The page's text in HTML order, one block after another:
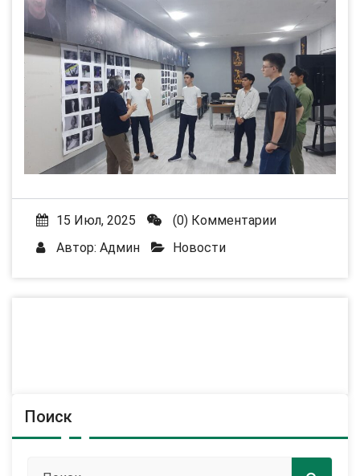
15 Июл, 2025
(0) Комментарии
Автор: Админ Новости
Поиск